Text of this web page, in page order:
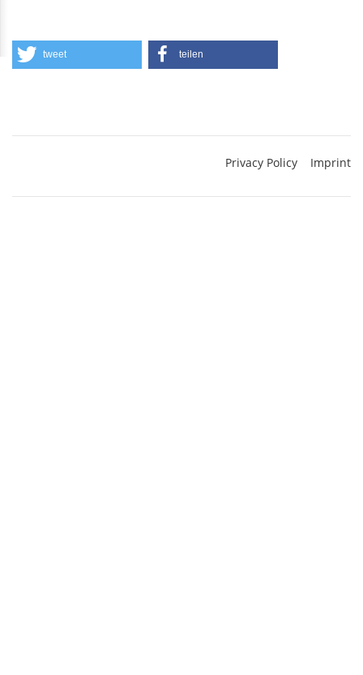
tweet teilen
Privacy Policy Imprint